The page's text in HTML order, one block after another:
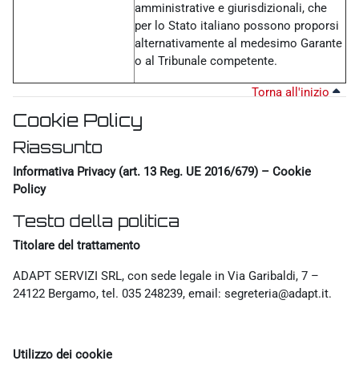
amministrative e giurisdizionali, che
per lo Stato italiano possono proporsi
alternativamente al medesimo Garante
o al Tribunale competente.
Torna all'inizio
Cookie Policy
Riassunto
Informativa Privacy (art. 13 Reg. UE 2016/679) – Cookie
Policy
Testo della politica
Titolare del trattamento
ADAPT SERVIZI SRL, con sede legale in Via Garibaldi, 7 –
24122 Bergamo, tel. 035 248239, email: segreteria@adapt.it.
Utilizzo dei cookie